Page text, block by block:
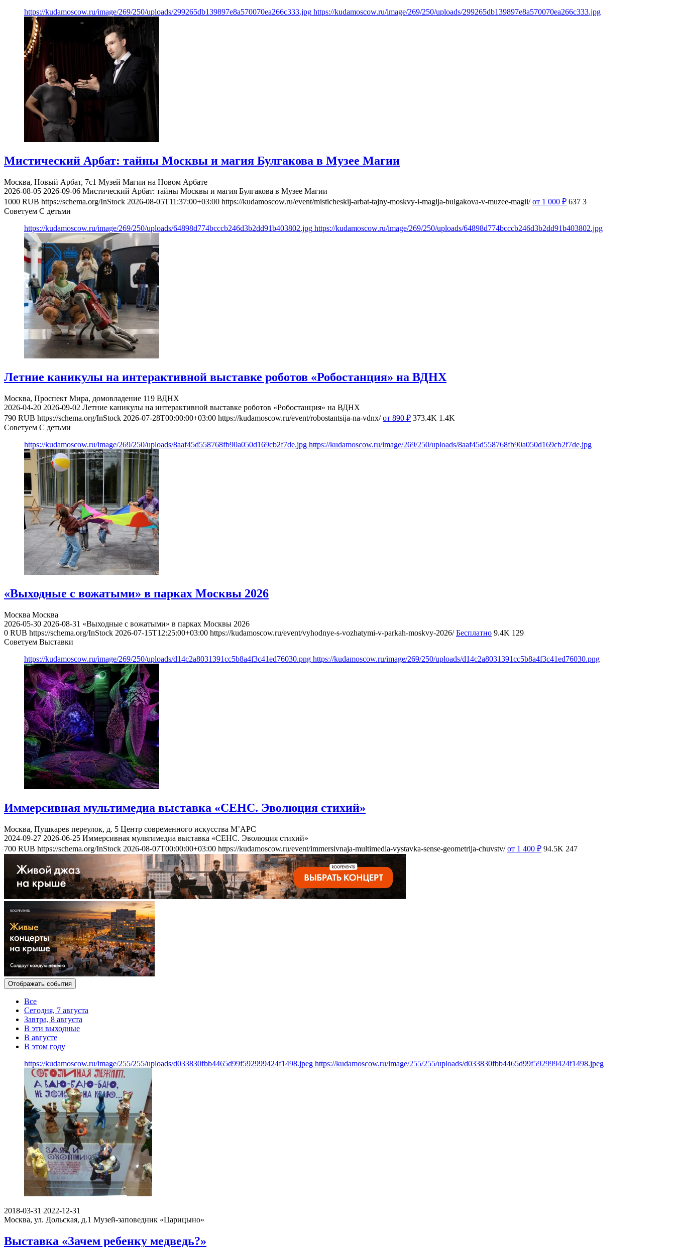
https://kudamoscow.ru/image/269/250/uploads/299265db139897e8a570070ea266c333.jpg https://kudamoscow.ru/image/269/250/uploads/299265db139897e8a570070ea266c333.jpg
Мистический Арбат: тайны Москвы и магия Булгакова в Музее Магии
Москва, Новый Арбат, 7с1 Музей Магии на Новом Арбате
2026-08-05 2026-09-06 Мистический Арбат: тайны Москвы и магия Булгакова в Музее Магии
1000 RUB https://schema.org/InStock 2026-08-05T11:37:00+03:00 https://kudamoscow.ru/event/misticheskij-arbat-tajny-moskvy-i-magija-bulgakova-v-muzee-magii/ от 1 000 ₽ 637 3
Советуем С детьми
https://kudamoscow.ru/image/269/250/uploads/64898d774bcccb246d3b2dd91b403802.jpg https://kudamoscow.ru/image/269/250/uploads/64898d774bcccb246d3b2dd91b403802.jpg
Летние каникулы на интерактивной выставке роботов «Робостанция» на ВДНХ
Москва, Проспект Мира, домовладение 119 ВДНХ
2026-04-20 2026-09-02 Летние каникулы на интерактивной выставке роботов «Робостанция» на ВДНХ
790 RUB https://schema.org/InStock 2026-07-28T00:00:00+03:00 https://kudamoscow.ru/event/robostantsija-na-vdnx/ от 890 ₽ 373.4K 1.4K
Советуем С детьми
https://kudamoscow.ru/image/269/250/uploads/8aaf45d558768fb90a050d169cb2f7de.jpg https://kudamoscow.ru/image/269/250/uploads/8aaf45d558768fb90a050d169cb2f7de.jpg
«Выходные с вожатыми» в парках Москвы 2026
Москва Москва
2026-05-30 2026-08-31 «Выходные с вожатыми» в парках Москвы 2026
0 RUB https://schema.org/InStock 2026-07-15T12:25:00+03:00 https://kudamoscow.ru/event/vyhodnye-s-vozhatymi-v-parkah-moskvy-2026/ Бесплатно 9.4K 129
Советуем Выставки
https://kudamoscow.ru/image/269/250/uploads/d14c2a8031391cc5b8a4f3c41ed76030.png https://kudamoscow.ru/image/269/250/uploads/d14c2a8031391cc5b8a4f3c41ed76030.png
Иммерсивная мультимедиа выставка «СЕНС. Эволюция стихий»
Москва, Пушкарев переулок, д. 5 Центр современного искусства М’АРС
2024-09-27 2026-06-25 Иммерсивная мультимедиа выставка «СЕНС. Эволюция стихий»
700 RUB https://schema.org/InStock 2026-08-07T00:00:00+03:00 https://kudamoscow.ru/event/immersivnaja-multimedia-vystavka-sense-geometrija-chuvstv/ от 1 400 ₽ 94.5K 247
Отображать события
Все
Сегодня, 7 августа
Завтра, 8 августа
В эти выходные
В августе
В этом году
https://kudamoscow.ru/image/255/255/uploads/d033830fbb4465d99f592999424f1498.jpeg https://kudamoscow.ru/image/255/255/uploads/d033830fbb4465d99f592999424f1498.jpeg
2018-03-31 2022-12-31
Москва, ул. Дольская, д.1 Музей-заповедник «Царицыно»
Выставка «Зачем ребенку медведь?»